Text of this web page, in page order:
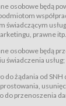
w
drogą elektroniczną
są
odczytywania przez
użytkownika w
umów
umów
osobowe będą
świadczącym
prawne
osobowe będą
świadczenia usług;
do żądania od SNH
do przenoszenia